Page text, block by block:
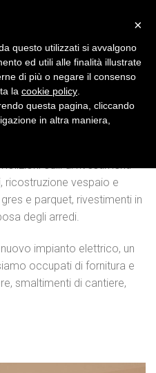
di questo negozio ad
edili di rivestimenti
ricostruzione vespaio e
e parquet, rivestimenti in
degli arredi.
impianto elettrico, un
occupati di fornitura e
smaltimenti di cantiere,
×
questo utilizzati si avvalgono
ed utili alle finalità illustrate
di più o negare il consenso
la cookie policy
questa pagina, cliccando
in altra maniera,